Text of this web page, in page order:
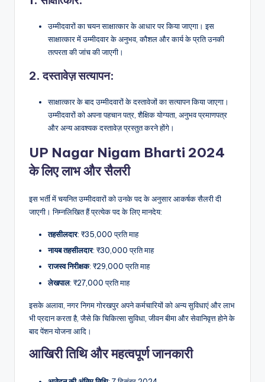
उम्मीदवारों का चयन साक्षात्कार के आधार पर किया जाएगा। इस
साक्षात्कार में उम्मीदवार के अनुभव, कौशल और कार्य के प्रति उनकी
तत्परता की जांच की जाएगी।
2.दस्तावेज़ सत्यापन:
साक्षात्कार के बाद उम्मीदवारों के दस्तावेजों का सत्यापन किया जाएगा।
उम्मीदवारों को अपना पहचान पत्र, शैक्षिक योग्यता, अनुभव प्रमाणपत्र
और अन्य आवश्यक दस्तावेज़ प्रस्तुत करने होंगे।
UP Nagar Nigam Bharti 2024
के लिए लाभ और सैलरी
इस भर्ती में चयनित उम्मीदवारों को उनके पद के अनुसार आकर्षक सैलरी दी
जाएगी। निम्नलिखित हैं प्रत्येक पद के लिए मानदेय:
तहसीलदार: ₹35,000 प्रति माह
नायब तहसीलदार: ₹30,000 प्रति माह
राजस्व निरीक्षक: ₹29,000 प्रति माह
लेखपाल: ₹27,000 प्रति माह
इसके अलावा, नगर निगम गोरखपुर अपने कर्मचारियों को अन्य सुविधाएं और लाभ
भी प्रदान करता है, जैसे कि चिकित्सा सुविधा, जीवन बीमा और सेवानिवृत्त होने के
बाद पेंशन योजना आदि।
आखिरी तिथि और महत्वपूर्ण जानकारी